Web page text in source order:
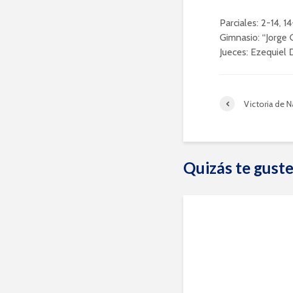
Parciales: 2-14,
Gimnasio: “Jorge
Jueces: Ezequiel
Victoria de
Quizás te guste